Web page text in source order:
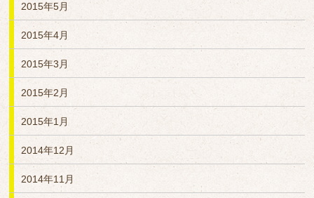
2015年5月
2015年4月
2015年3月
2015年2月
2015年1月
2014年12月
2014年11月